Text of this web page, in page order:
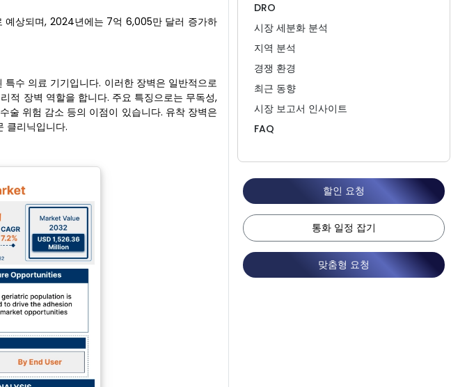
예상되며, 2024년에는 7억 6,005만 달러 증가하
수 의료 기기입니다. 이러한 장벽은 일반적으로
적 장벽 역할을 합니다. 주요 특징으로는 무독성,
술 위험 감소 등의 이점이 있습니다. 유착 장벽은
클리닉입니다.
DRO
시장 세분화 분석
지역 분석
경쟁 환경
최근 동향
시장 보고서 인사이트
FAQ
할인 요청
통화 일정 잡기
맞춤형 요청